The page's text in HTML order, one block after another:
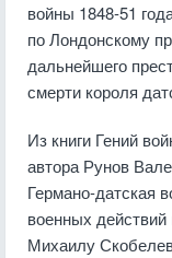
войны 1848-51
по Лондонскому
дальнейшего
смерти короля
Из книги Гений
автора Рунов
Германо-датская
военных действий
Михаилу